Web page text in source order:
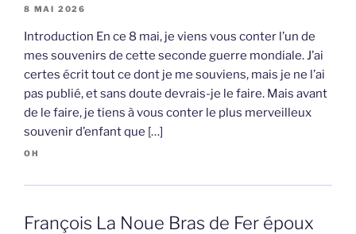
8 MAI 2026
Introduction En ce 8 mai, je viens vous conter l’un de
mes souvenirs de cette seconde guerre mondiale. J’ai
certes écrit tout ce dont je me souviens, mais je ne l’ai
pas publié, et sans doute devrais-je le faire. Mais avant
de le faire, je tiens à vous conter le plus merveilleux
souvenir d’enfant que […]
OH
François La Noue Bras de Fer époux